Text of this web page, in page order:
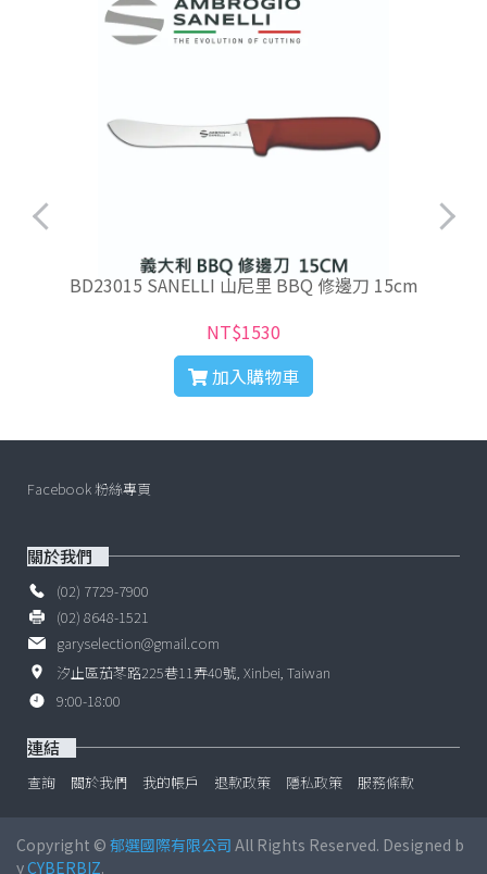
BD23015 SANELLI 山尼里 BBQ 修邊刀 15cm
NT$1530
加入購物車
關於我們
(02) 7729-7900
(02) 8648-1521
garyselection@gmail.com
汐止區茄苳路225巷11弄40號, Xinbei, Taiwan
9:00-18:00
連結
查詢 關於我們 我的帳戶 退款政策 隱私政策 服務條款
Facebook 粉絲專頁
Copyright © 郁選國際有限公司 All Rights Reserved. Designed b
yCYBERBIZ.